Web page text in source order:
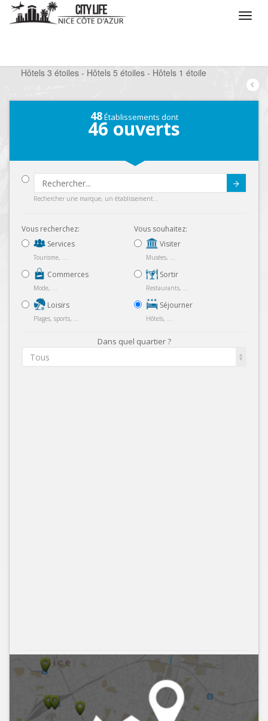
Hôtels 3 étoiles - Hôtels 5 étoiles - Hôtels 1 étoile
48Établissements dont
46 ouverts
Rechercher une marque, un établissement...
Vous recherchez:
Services
Tourisme, ...
Commerces
Mode, ...
Loisirs
Plages, sports, ...
Vous souhaitez:
Visiter
Musées, ...
Sortir
Restaurants, ...
Séjourner
Hôtels, ...
Dans quel quartier ?
Tous